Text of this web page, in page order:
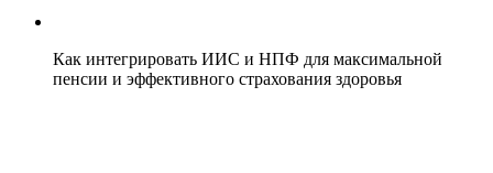
Как интегрировать ИИС и НПФ для максимальной
пенсии и эффективного страхования здоровья